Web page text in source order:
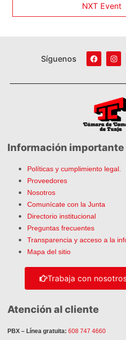
NXT Event
Síguenos
Información importante
Políticas y cumplimiento legal.
Proveedores
Nosotros
Comunícate con la Junta
Directorio institucional
Preguntas frecuentes
Transparencia y acceso a la
Mapa del sitio
Trabaja con
Atención al cliente
PBX – Línea gratuita: 608 747 4660